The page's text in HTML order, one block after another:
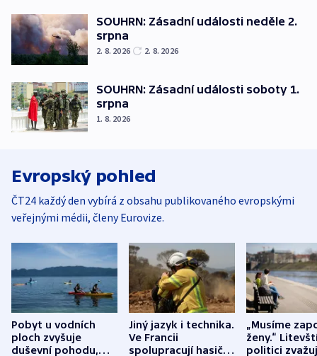
SOUHRN: Zásadní události neděle 2.
srpna
2. 8. 2026 2. 8. 2026
SOUHRN: Zásadní události soboty 1.
srpna
1. 8. 2026
Evropský pohled
ČT24 každý den vybírá z obsahu publikovaného evropskými
veřejnými médii, členy Eurovize.
Pobyt u vodních
ploch zvyšuje
duševní pohodu,
Jiný jazyk i technika.
Ve Francii
spolupracují hasiči z
„Musíme
ženy.“
politici